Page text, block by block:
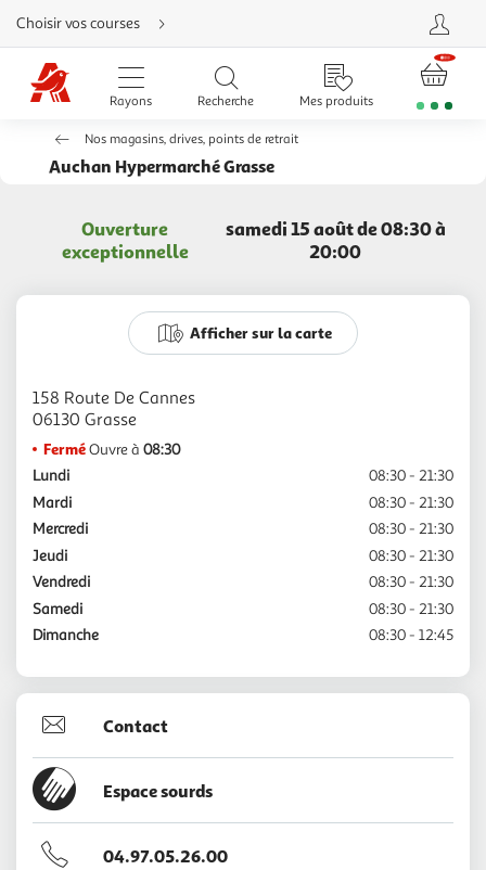
Aller
directement
au
contenu
Aller
directement
recherche
Aller
directement
directement
d'aide
Choisir vos courses
Rayons Recherche Mes produits
Nos magasins, drives, points de retrait
Auchan Hypermarché Grasse
Ouverture
exceptionnelle
samedi 15 août de 08:30 à
20:00
Afficher sur la carte
158 Route De Cannes
FerméOuvre à 08:30
Lundi
08:30 - 21:30
Mardi
08:30 - 21:30
Mercredi
08:30 - 21:30
Jeudi
08:30 - 21:30
Vendredi
08:30 - 21:30
Samedi
08:30 - 21:30
Dimanche
08:30 - 12:45
Contact
Espace sourds
04.97.05.26.00